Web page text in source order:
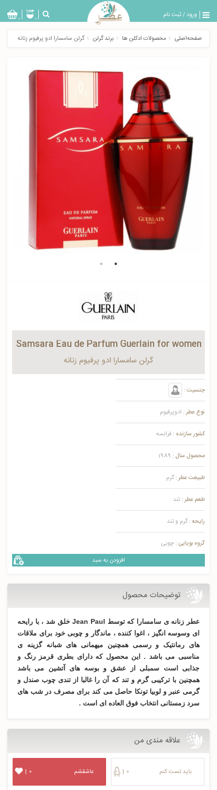
ورود/ثبت نام
بازگشت
0 0
صفحه‌اصلی محصولات ادکلن ها برند گرلن گرلن سامسارا ادو پرفیوم زنانه
Samsara Eau de Parfum Guerlain for women
گرلن سامسارا ادو پرفیوم زنانه
جنسیت :
نوع عطر : ادوپرفیوم
کشور سازنده : فرانسه
محصول سال : 1989
طبیعت عطر : گرم
طعم عطر : تند
رایحه : گرم و تند
گروه بویایی : چوبی
افزودن به سبد
توضیحات محصول
عطر زنانه ی سامسارا که توسط Jean Paul خلق شد ، با رایحه
ای وسوسه انگیز ، اغوا کننده ، ماندگار و چوبی خود برای ملاقات
های رمانتیک و رسمی همچنین میهمانی های شبانه گزینه ی
مناسبی می باشد . این محصول که دارای بطری قرمز رنگ و
جذابی است سمبلی از عشق و بوسه های آتشین می باشد
همچنین با ترکیبی گرم و تند که آن را غالبا از تندی چوب صندل و
گرمی عنبر و لوبیا تونکا حاصل می کند برای مصرف در شب های
سرد زمستانی انتخاب فوق العاده ای است .
علاقه مندی من
باید تست کنم | ۰ عاشقشم | ۰